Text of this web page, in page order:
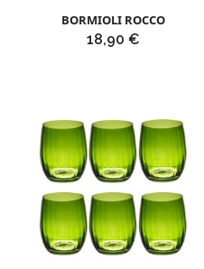
BORMIOLI ROCCO
Prix
18,90 €